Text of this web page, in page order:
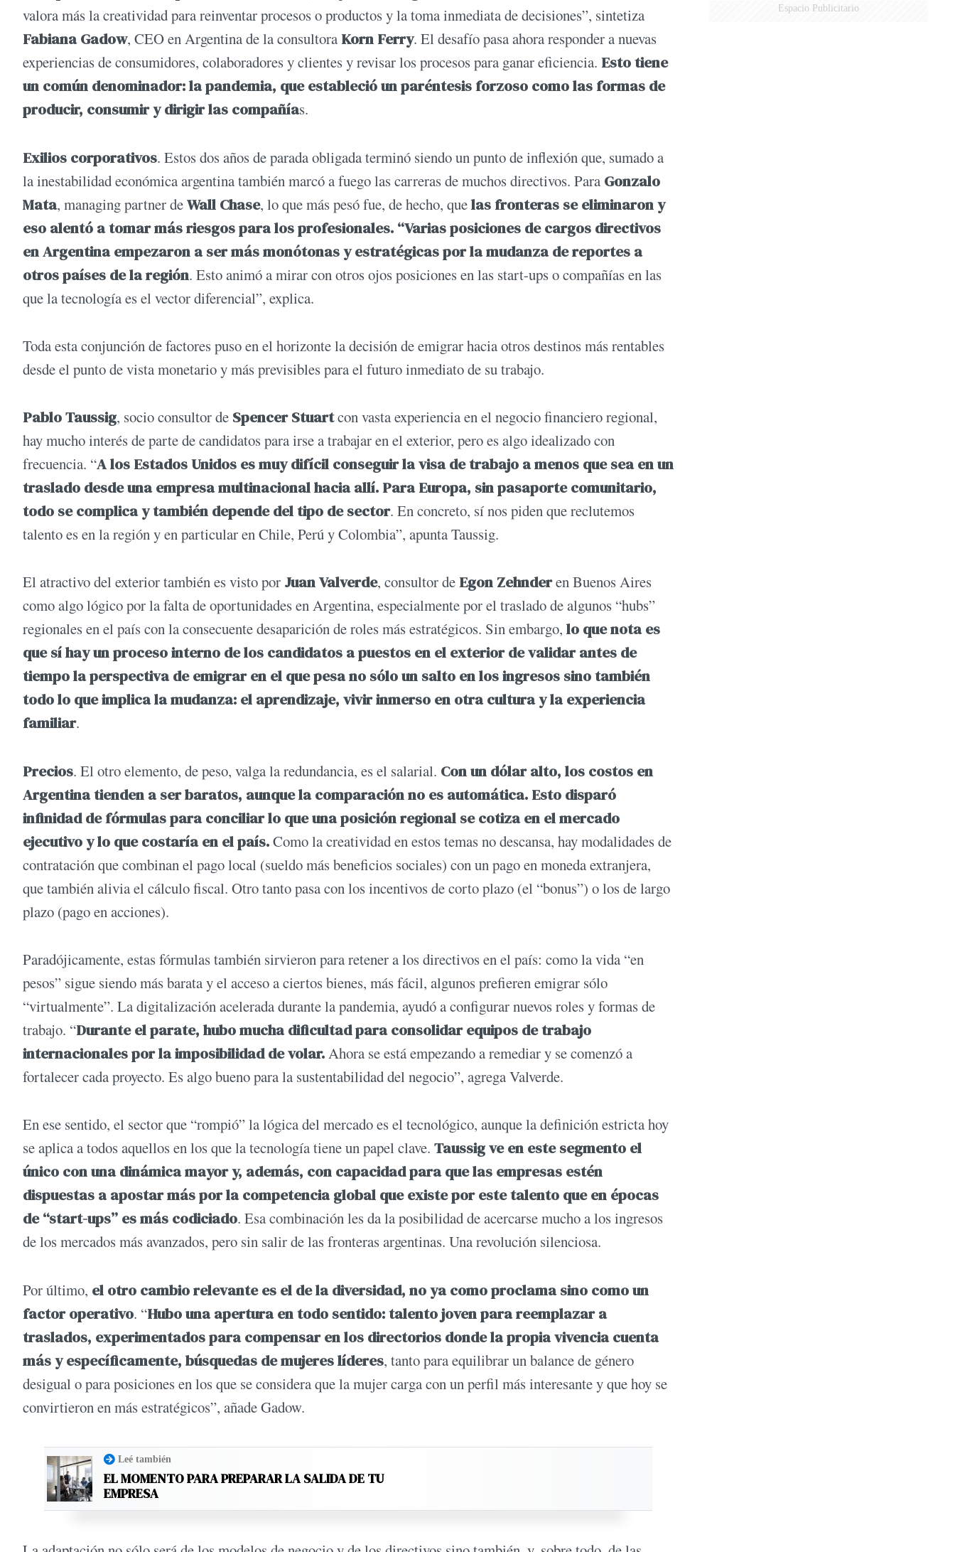
valora más la creatividad para reinventar procesos o productos y la toma inmediata de decisiones”, sintetiza
Fabiana Gadow, CEO en Argentina de la consultora Korn Ferry. El desafío pasa ahora responder a nuevas
experiencias de consumidores, colaboradores y clientes y revisar los procesos para ganar eficiencia. Esto tiene
un común denominador: la pandemia, que estableció un paréntesis forzoso como las formas de
producir, consumir y dirigir las compañías.
Exilios corporativos. Estos dos años de parada obligada terminó siendo un punto de inflexión que, sumado a
la inestabilidad económica argentina también marcó a fuego las carreras de muchos directivos. Para Gonzalo
Mata, managing partner deWall Chase, lo que más pesó fue, de hecho, quelas fronteras se eliminaron y
eso alentó a tomar más riesgos para los profesionales. “Varias posiciones de cargos directivos
en Argentina empezaron a ser más monótonas y estratégicas por la mudanza de reportes a
otros países de la región. Esto animó a mirar con otros ojos posiciones en las start-ups o compañías en las
que la tecnología es el vector diferencial”, explica.
Toda esta conjunción de factores puso en el horizonte la decisión de emigrar hacia otros destinos más rentables
desde el punto de vista monetario y más previsibles para el futuro inmediato de su trabajo.
Pablo Taussig, socio consultor de Spencer Stuartcon vasta experiencia en el negocio financiero regional,
hay mucho interés de parte de candidatos para irse a trabajar en el exterior, pero es algo idealizado con
frecuencia. “A los Estados Unidos es muy difícil conseguir la visa de trabajo a menos que sea en un
traslado desde una empresa multinacional hacia allí. Para Europa, sin pasaporte comunitario,
todo se complica y también depende del tipo de sector. En concreto, sí nos piden que reclutemos
talento es en la región y en particular en Chile, Perú y Colombia”, apunta Taussig.
El atractivo del exterior también es visto por Juan Valverde, consultor de Egon Zehnderen Buenos Aires
como algo lógico por la falta de oportunidades en Argentina, especialmente por el traslado de algunos “hubs”
regionales en el país con la consecuente desaparición de roles más estratégicos. Sin embargo, lo que nota es
que sí hay un proceso interno de los candidatos a puestos en el exterior de validar antes de
tiempo la perspectiva de emigrar en el que pesa no sólo un salto en los ingresos sino también
todo lo que implica la mudanza: el aprendizaje, vivir inmerso en otra cultura y la experiencia
familiar.
Precios. El otro elemento, de peso, valga la redundancia, es el salarial. Con un dólar alto, los costos en
Argentina tienden a ser baratos, aunque la comparación no es automática. Esto disparó
infinidad de fórmulas para conciliar lo que una posición regional se cotiza en el mercado
ejecutivo y lo que costaría en el país.Como la creatividad en estos temas no descansa, hay modalidades de
contratación que combinan el pago local (sueldo más beneficios sociales) con un pago en moneda extranjera,
que también alivia el cálculo fiscal. Otro tanto pasa con los incentivos de corto plazo (el “bonus”) o los de largo
plazo (pago en acciones).
Paradójicamente, estas fórmulas también sirvieron para retener a los directivos en el país: como la vida “en
pesos” sigue siendo más barata y el acceso a ciertos bienes, más fácil, algunos prefieren emigrar sólo
“virtualmente”. La digitalización acelerada durante la pandemia, ayudó a configurar nuevos roles y formas de
trabajo. “Durante el parate, hubo mucha dificultad para consolidar equipos de trabajo
internacionales por la imposibilidad de volar.Ahora se está empezando a remediar y se comenzó a
fortalecer cada proyecto. Es algo bueno para la sustentabilidad del negocio”, agrega Valverde.
En ese sentido, el sector que “rompió” la lógica del mercado es el tecnológico, aunque la definición estricta hoy
se aplica a todos aquellos en los que la tecnología tiene un papel clave. Taussig ve en este segmento el
único con una dinámica mayor y, además, con capacidad para que las empresas estén
dispuestas a apostar más por la competencia global que existe por este talento que en épocas
de “start-ups” es más codiciado. Esa combinación les da la posibilidad de acercarse mucho a los ingresos
de los mercados más avanzados, pero sin salir de las fronteras argentinas. Una revolución silenciosa.
Por último, el otro cambio relevante es el de la diversidad, no ya como proclama sino como un
factor operativo. “Hubo una apertura en todo sentido: talento joven para reemplazar a
traslados, experimentados para compensar en los directorios donde la propia vivencia cuenta
más y específicamente, búsquedas de mujeres líderes, tanto para equilibrar un balance de género
desigual o para posiciones en los que se considera que la mujer carga con un perfil más interesante y que hoy se
convirtieron en más estratégicos”, añade Gadow.
Leé también
EL MOMENTO PARA PREPARAR LA SALIDA DE TU
EMPRESA
Espacio Publicitario